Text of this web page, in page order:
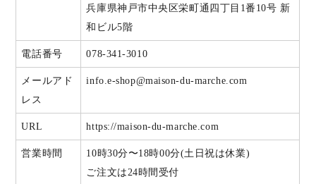
兵庫県神戸市中央区栄町通四丁目1番10号 新
和ビル5階
電話番号 078-341-3010
メールアド
レス
info.e-shop@maison-du-marche.com
URL https://maison-du-marche.com
営業時間
10時30分〜18時00分(土日祝は休業)
ご注文は24時間受付